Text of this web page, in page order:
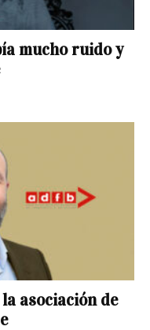
mucho ruido y
asociación de